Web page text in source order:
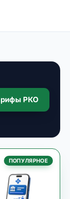
РКО
ПОПУЛЯРНОЕ